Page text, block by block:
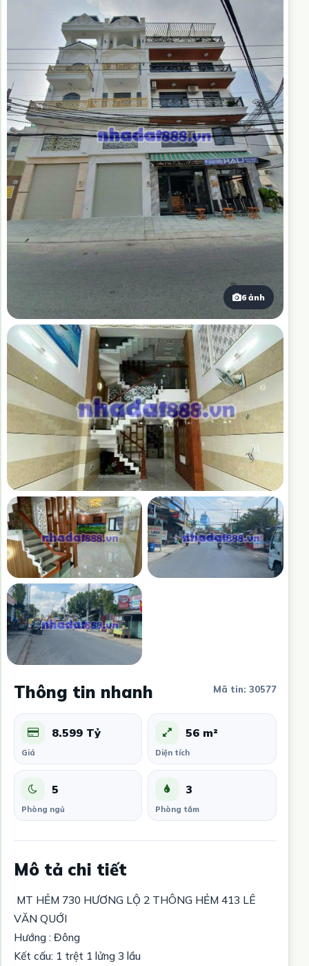
6 ảnh
Thông tin nhanh Mã tin: 30577
8.599 Tỷ
Giá
56 m²
Diện tích
5
Phòng ngủ
3
Phòng tắm
Mô tả chi tiết
MT HẺM 730 HƯƠNG LỘ 2 THÔNG HẺM 413 LÊ
VĂN QUỚI
Hướng : Đông
Kết cấu: 1 trệt 1 lửng 3 lầu